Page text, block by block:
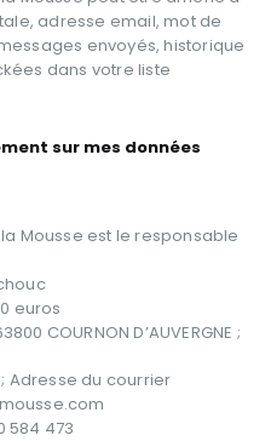
adresse email, mot de
envoyés, historique
dans votre liste
sur mes données
Mousse est le responsable
euros
COURNON D’AUVERGNE ;
Adresse du courrier
584 473